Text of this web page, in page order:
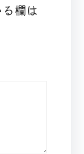
欄は